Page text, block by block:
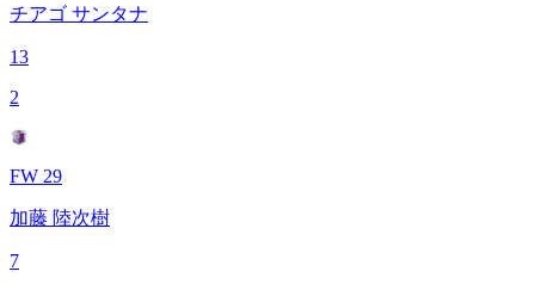
チアゴ サンタナ
13
2
FW 29
加藤 陸次樹
7